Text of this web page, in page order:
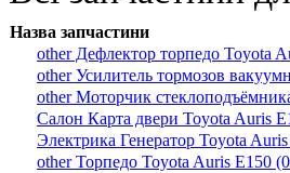
Назва запчастини
other Дефлектор торпедо Toyota
other Усилитель тормозов
other Моторчик
Салон Карта двери Toyota Auris
Электрика Генератор Toyota
other Торпедо Toyota Auris E150